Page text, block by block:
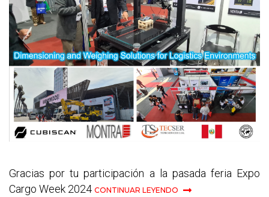
Gracias por tu participación a la pasada feria Expo
Cargo Week 2024 CONTINUAR LEYENDO